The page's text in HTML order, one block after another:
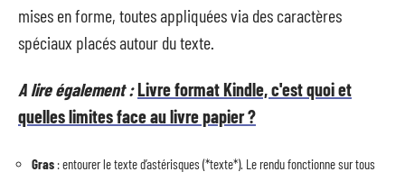
mises en forme, toutes appliquées via des caractères
spéciaux placés autour du texte.
A lire également :Livre format Kindle, c'est quoi et
quelles limites face au livre papier ?
Gras : entourer le texte d’astérisques (*texte*). Le rendu fonctionne sur tous